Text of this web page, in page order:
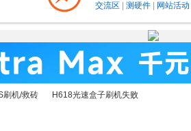
交流区 测硬件 网站活动
刷机/救砖 H618光速盒子刷机失败